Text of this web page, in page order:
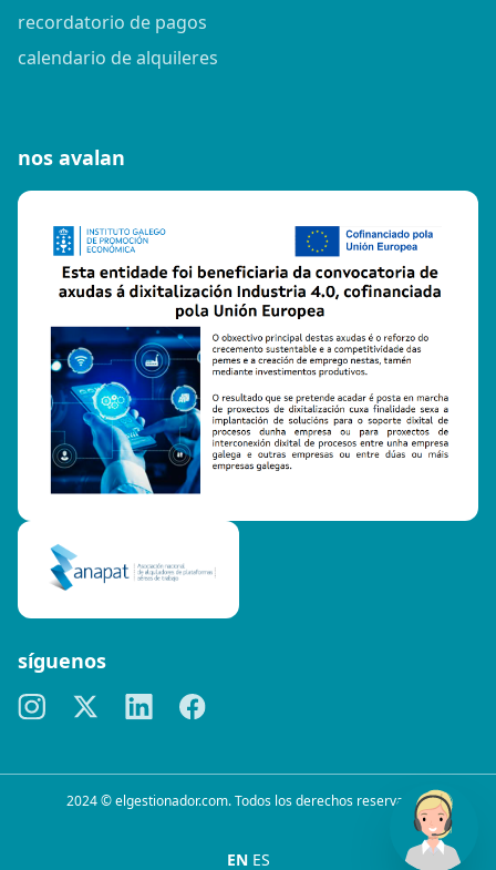
recordatorio de pagos
calendario de alquileres
nos avalan
síguenos
2024 © elgestionador.com. Todos los derechos reservados.
EN ES